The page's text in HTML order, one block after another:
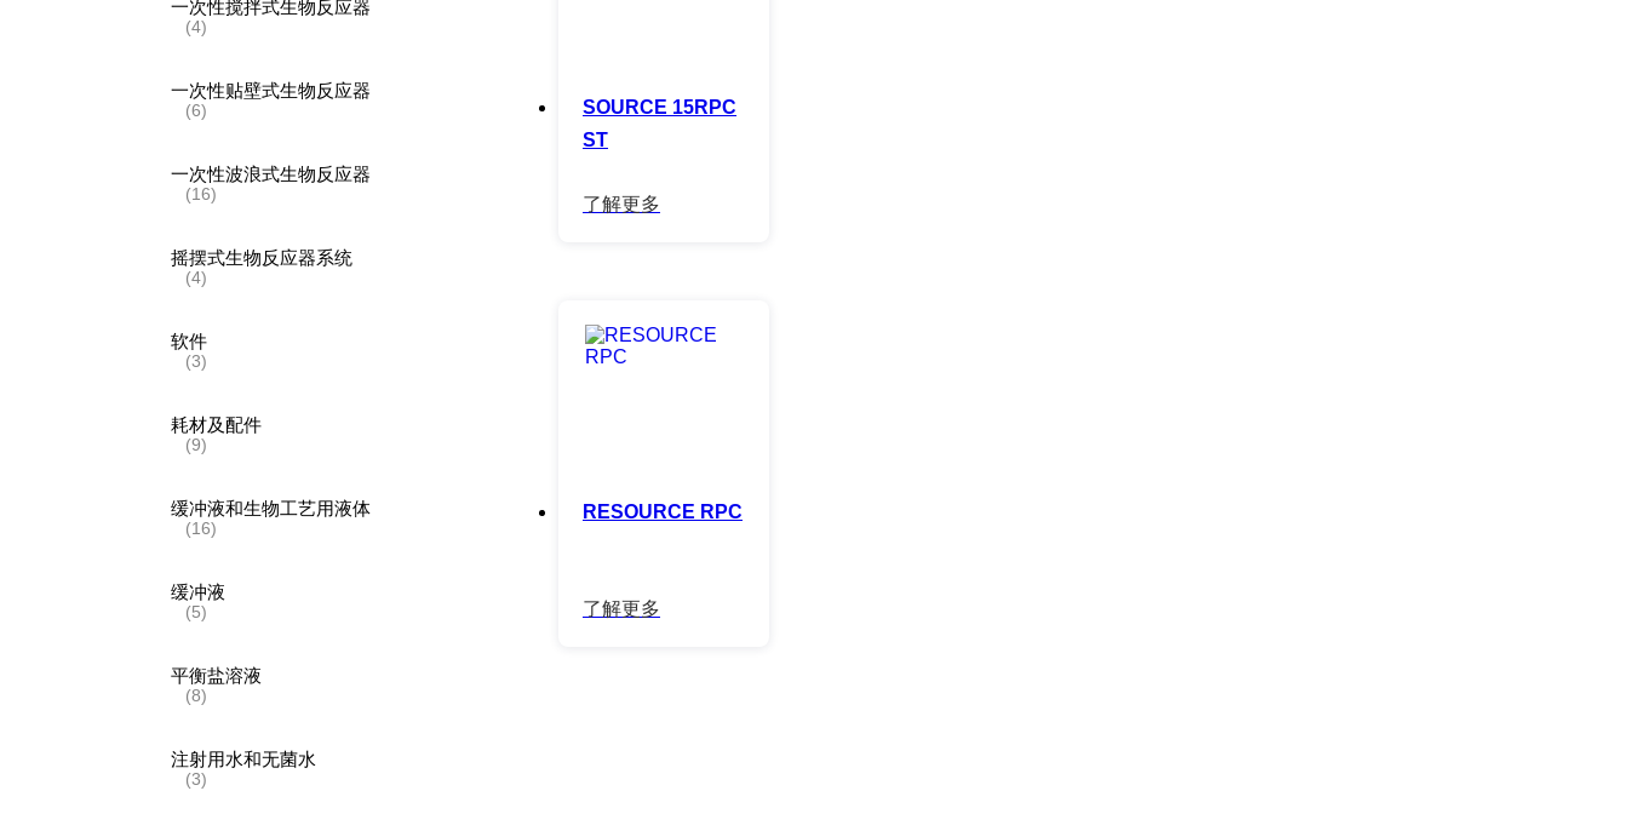
一次性搅拌式生物反应器
(4)
一次性贴壁式生物反应器
(6)
一次性波浪式生物反应器
(16)
摇摆式生物反应器系统
(4)
软件
(3)
耗材及配件
(9)
缓冲液和生物工艺用液体
(16)
缓冲液
(5)
平衡盐溶液
(8)
注射用水和无菌水
(3)
SOURCE 15RPC
ST
RESOURCE RPC